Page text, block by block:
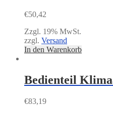
€50,42
Zzgl. 19% MwSt.
zzgl. Versand
In den Warenkorb
Bedienteil
€83,19